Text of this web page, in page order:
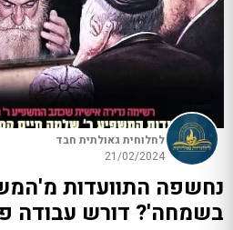
לחלוחית גאולתית חבד
21/02/2024
נחשפה התוועדות
בשמחה'? דורש עבודה